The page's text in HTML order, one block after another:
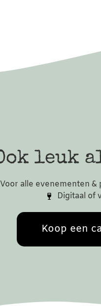
leuk
Voor alle evenementen &
Digitaal of
Koop een